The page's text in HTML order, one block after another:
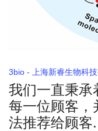
3bio - 上海新睿生物科
我们一直秉承
每一位顾客，
法推荐给顾客.